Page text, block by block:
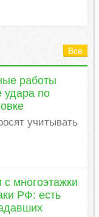
Все
работы
удара по
учитывать
многоэтажки
РФ: есть